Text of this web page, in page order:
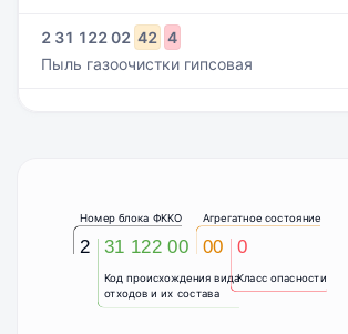
2 31 122 02 42 4
Пыль газоочистки гипсовая
2
Номер блока ФККО
Код происхождения вида
отходов и их состава
31 122 00
Агрегатное состояние
00
Класс опасности
0